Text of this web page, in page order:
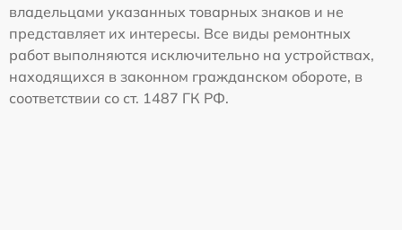
владельцами указанных товарных знаков и не
представляет их интересы. Все виды ремонтных
работ выполняются исключительно на устройствах,
находящихся в законном гражданском обороте, в
соответствии со ст. 1487 ГК РФ.